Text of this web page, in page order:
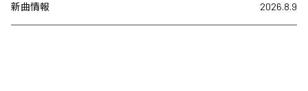
新曲情報 2026.8.9